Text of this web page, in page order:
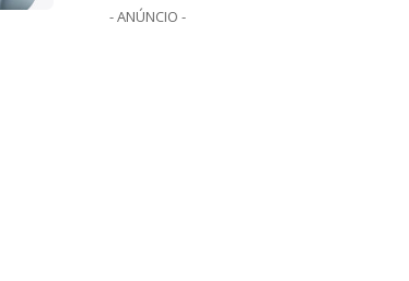
- ANÚNCIO -